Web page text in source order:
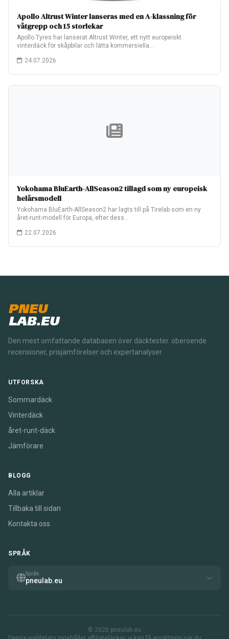
Apollo Altrust Winter lanseras med en A-klassning för
våtgrepp och 15 storlekar
Apollo Tyres har lanserat Altrust Winter, ett nytt europeiskt
vinterdäck för skåpbilar och lätta kommersiella…
24.07.2026
Yokohama BluEarth-AllSeason2 tillagd som ny europeisk
helårsmodell
Yokohama BluEarth-AllSeason2 har lagts till på Tirelab som en ny
året-runt-modell för Europa, efter dess…
22.07.2026
PNEU
LAB.EU
Den mest omfattande databasen över däcktester. oberoende
recensioner, prisjämförelser och expertanalyser.
UTFORSKA
Sommardäck
Vinterdäck
året-runt-däck
Jämförare
BLOGG
Alla artiklar
Tillbaka till sidan
Kontakta oss
SPRÅK
Språk
pneulab.eu
© 2026 pneulab.eu